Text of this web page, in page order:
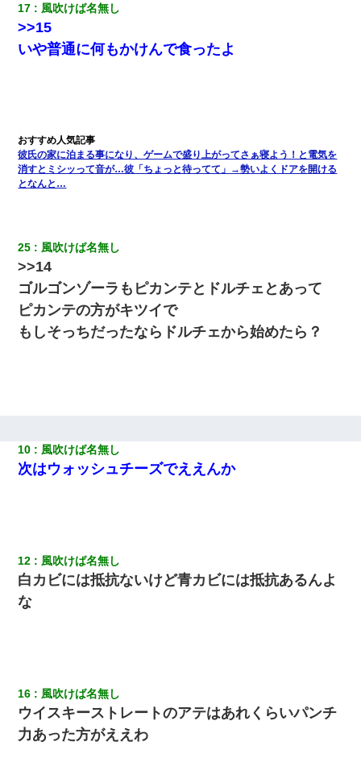
ＤＮＡ検査『血縁関係０％』旦那「やっぱり托卵だったんだ…」
嫁「本当に身に覚えがない」「なにかの間違いだ！取り違え
だ！」→ 嫁「あっ」
旦那の元カノをSNSで探して写真を保存して顔面評価スレで写真
を晒してた。ほとんどがブスという評価の中で二人ほど意外に好
評価で苦々しく思った
200万を貸したコウトから、追加で400万の申し込み、私「無理。
義弟より娘たちが大事」旦那「娘たちが成人したら別れよう」私
（は？）
父が他界→父のフリン相手『どうか相続を放棄して下さい、昔の
ことは謝ります。ごめんなさい…』私「お子さんはフリン略奪婚
って知ってるの？」相手『 』結果→
私『貯金貯まったし、やっと家建てられるね！』夫「実家を二世
帯住宅にした。それに貯金使った」→私『離婚しよう』夫「え
っ」私『使った貯金はあげるから』→すると…
友人とふたりで山口に旅行した時の事。レンタカーを借りて山の
中の道を走っていたら、突然ガガッ！って音がして…
【衝撃】婚約者「兄と結婚はするけど嫁入りするわけじゃない。
お互い干渉はしないようにしましょう」→ その後に結納金の話を
したので、母が・・・
17 風吹けば名無し
>>15
いや普通に何もかけんで食ったよ
彼氏の家に泊まる事になり、ゲームで盛り上がってさぁ寝よう！と電気を
消すとミシッって音が…彼「ちょっと待ってて」→勢いよくドアを開ける
となんと…
25 風吹けば名無し
>>14
ゴルゴンゾーラもピカンテとドルチェとあって
ピカンテの方がキツイで
もしそっちだったならドルチェから始めたら？
10 風吹けば名無し
次はウォッシュチーズでええんか
12 風吹けば名無し
白カビには抵抗ないけど青カビには抵抗あるんよ
な
16 風吹けば名無し
ウイスキーストレートのアテはあれくらいパンチ
力あった方がええわ